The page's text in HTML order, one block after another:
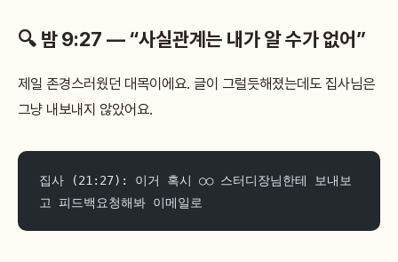
🔍 밤 9:27 — “사실관계는 내가 알 수가 없어”
제일 존경스러웠던 대목이에요. 글이 그럴듯해졌는데도 집사님은
그냥 내보내지 않았어요.
집사 (21:27): 이거 혹시 ○○ 스터디장님한테 보내보
고 피드백요청해봐 이메일로